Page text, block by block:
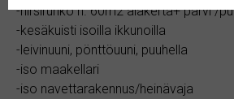
-hirsirunko n. 60m2 alakerta+ parvi /
-kesäkuisti isoilla ikkunoilla
-leivinuuni, pönttöuuni, puuhella
-iso maakellari
-iso navettarakennus/heinävaja